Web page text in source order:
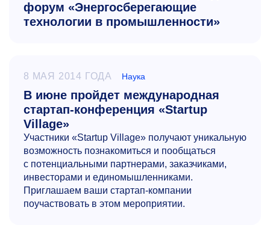
форум «Энергосберегающие
технологии в промышленности»
8 МАЯ 2014 ГОДА Наука
В июне пройдет международная
стартап-конференция «Startup
Village»
Участники «Startup Village» получают уникальную
возможность познакомиться и пообщаться
с потенциальными партнерами, заказчиками,
инвесторами и единомышленниками.
Приглашаем ваши стартап-компании
поучаствовать в этом мероприятии.